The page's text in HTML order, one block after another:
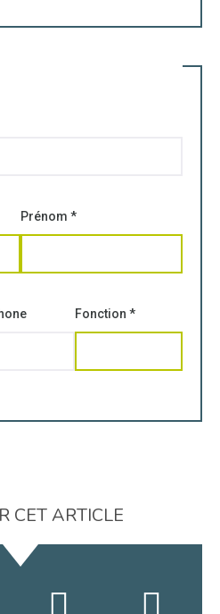
Prénom *
Fonction *
CET ARTICLE